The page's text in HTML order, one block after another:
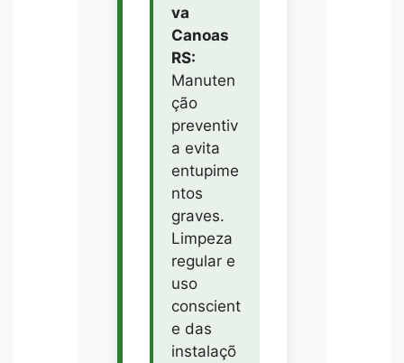
va
Canoas
RS:
Manuten
ção
preventiv
a evita
entupime
ntos
graves.
Limpeza
regular e
uso
conscient
e das
instalaçõ